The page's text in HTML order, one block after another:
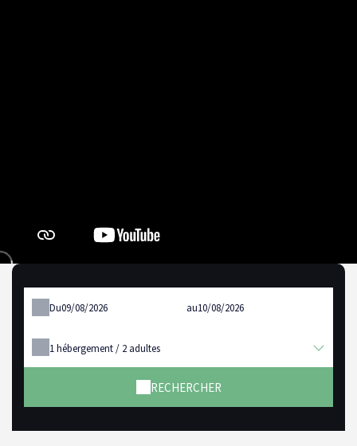
Du au
1hébergement / 2 adultes
RECHERCHER